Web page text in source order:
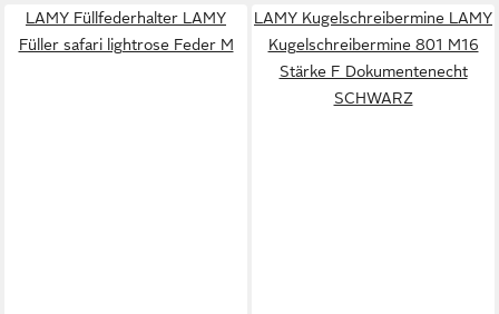
LAMY Füllfederhalter LAMY
Füller safari lightrose Feder M
LAMY Kugelschreibermine LAMY
Kugelschreibermine 801 M16
Stärke F Dokumentenecht
SCHWARZ